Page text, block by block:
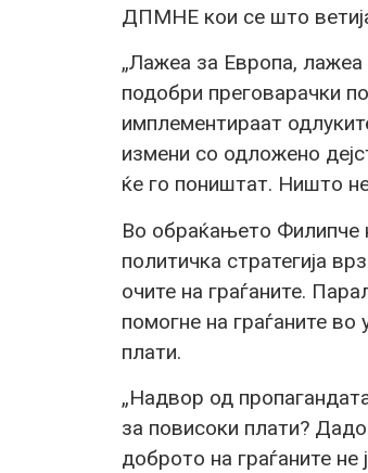
ДПМНЕ кои се што
„Лажеа за Европа,
подобри преговарачки
имплементираат
измени со одложено
ќе го поништат. Ништо
Во обраќањето
политичка стратегија
очите на граѓаните.
помогне на граѓаните
плати.
„Надвор од
за повисоки плати?
доброто на граѓаните